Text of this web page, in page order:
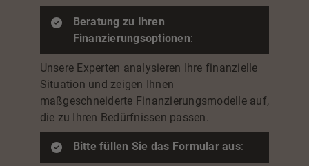
Beratung zu Ihren
Finanzierungsoptionen:
Unsere Experten analysieren Ihre finanzielle
Situation und zeigen Ihnen
maßgeschneiderte Finanzierungsmodelle auf,
die zu Ihren Bedürfnissen passen.
Bitte füllen Sie das Formular aus: